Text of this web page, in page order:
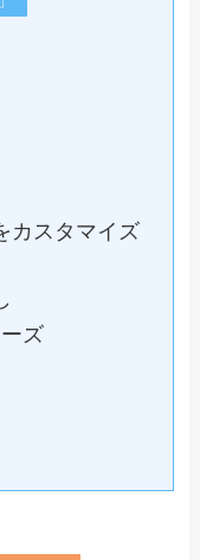
カスタマイズ
ズ